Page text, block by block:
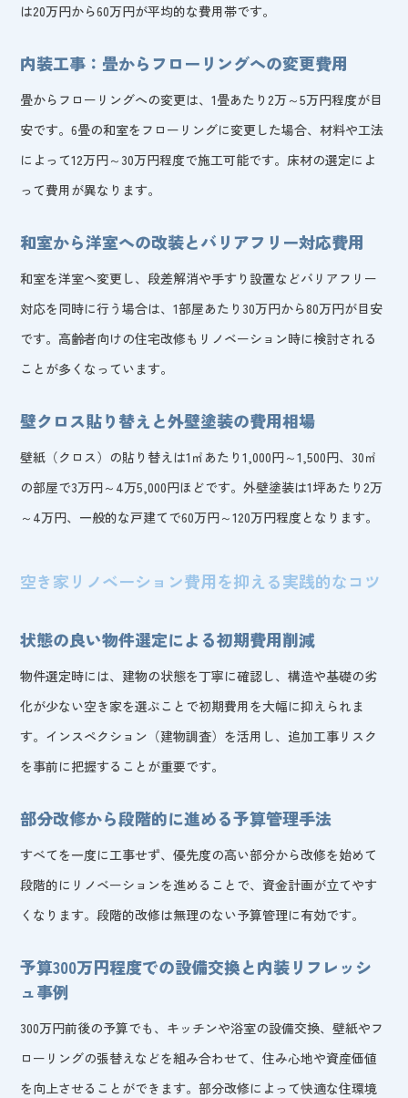
は20万円から60万円が平均的な費用帯です。
内装工事：畳からフローリングへの変更費用
畳からフローリングへの変更は、1畳あたり2万～5万円程度が目
安です。6畳の和室をフローリングに変更した場合、材料や工法
によって12万円～30万円程度で施工可能です。床材の選定によ
って費用が異なります。
和室から洋室への改装とバリアフリー対応費用
和室を洋室へ変更し、段差解消や手すり設置などバリアフリー
対応を同時に行う場合は、1部屋あたり30万円から80万円が目安
です。高齢者向けの住宅改修もリノベーション時に検討される
ことが多くなっています。
壁クロス貼り替えと外壁塗装の費用相場
壁紙（クロス）の貼り替えは1㎡あたり1,000円～1,500円、30㎡
の部屋で3万円～4万5,000円ほどです。外壁塗装は1坪あたり2万
～4万円、一般的な戸建てで60万円～120万円程度となります。
空き家リノベーション費用を抑える実践的なコツ
状態の良い物件選定による初期費用削減
物件選定時には、建物の状態を丁寧に確認し、構造や基礎の劣
化が少ない空き家を選ぶことで初期費用を大幅に抑えられま
す。インスペクション（建物調査）を活用し、追加工事リスク
を事前に把握することが重要です。
部分改修から段階的に進める予算管理手法
すべてを一度に工事せず、優先度の高い部分から改修を始めて
段階的にリノベーションを進めることで、資金計画が立てやす
くなります。段階的改修は無理のない予算管理に有効です。
予算300万円程度での設備交換と内装リフレッシ
ュ事例
300万円前後の予算でも、キッチンや浴室の設備交換、壁紙やフ
ローリングの張替えなどを組み合わせて、住み心地や資産価値
を向上させることができます。部分改修によって快適な住環境